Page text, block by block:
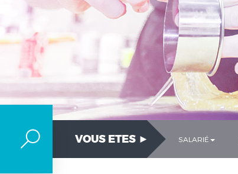
VOUS ETES ► SALARIÉ